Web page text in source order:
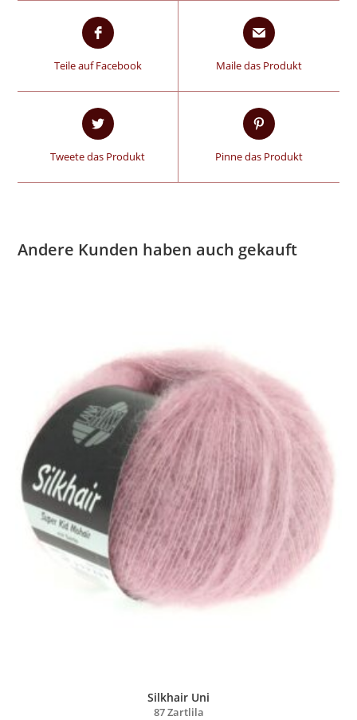
Teile auf Facebook Maile das Produkt
Tweete das Produkt Pinne das Produkt
Andere Kunden haben auch gekauft
Silkhair Uni
87 Zartlila